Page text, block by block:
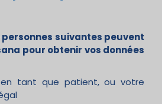
suivantes peuvent
pour obtenir vos données
tant que patient, ou votre